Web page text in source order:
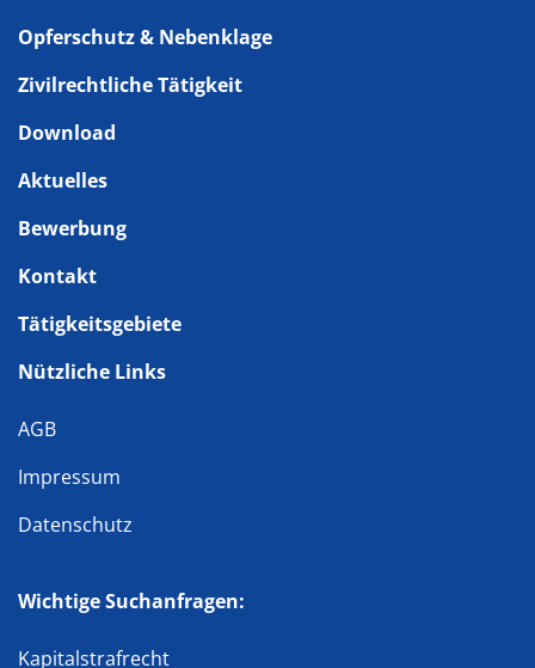
Opferschutz & Nebenklage
Zivilrechtliche Tätigkeit
Download
Aktuelles
Bewerbung
Kontakt
Tätigkeitsgebiete
Nützliche Links
AGB
Impressum
Datenschutz
Wichtige Suchanfragen:
Kapitalstrafrecht